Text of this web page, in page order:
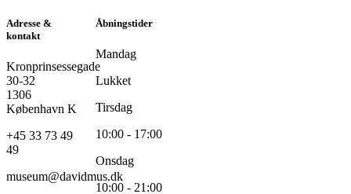
Adresse &
kontakt
Kronprinsessegade
30-32
1306
København K
+45 33 73 49
49
museum@davidmus.dk
Åbningstider
Mandag
Lukket
Tirsdag
10:00 - 17:00
Onsdag
10:00 - 21:00